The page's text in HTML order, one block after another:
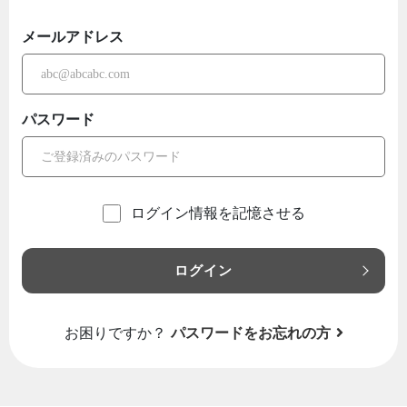
メールアドレス
パスワード
ログイン情報を記憶させる
ログイン
お困りですか？ パスワードをお忘れの方